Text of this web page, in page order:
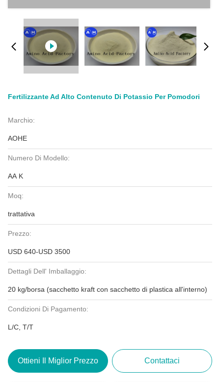
Fertilizzante Ad Alto Contenuto Di Potassio Per Pomodori
Marchio:
AOHE
Numero Di Modello:
AA K
Moq:
trattativa
Prezzo:
USD 640-USD 3500
Dettagli Dell' Imballaggio:
20 kg/borsa (sacchetto kraft con sacchetto di plastica all'interno)
Condizioni Di Pagamento:
L/C, T/T
Ottieni Il Miglior Prezzo Contattaci